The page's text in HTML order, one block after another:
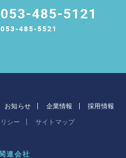
053-485-5121
485-5521
お知らせ 企業情報
採用情報
シー
サイトマップ
連会社